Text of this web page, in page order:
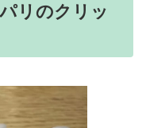
リのクリッ